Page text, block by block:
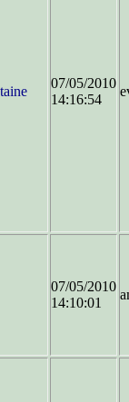
07/05/2010
14:16:54
07/05/2010
14:10:01